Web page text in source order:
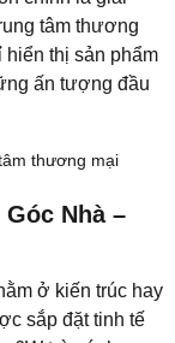
sắp đặt tinh tế
6W tròn ánh
hoàn hảo giữa
nhà đều trở
lan tỏa nhẹ
sáng trung tính
bật từng đường
thực của tường,
phân bổ đều và